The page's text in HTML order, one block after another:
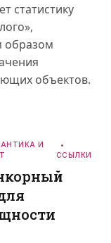
статистику
образом
объектов.
И
ССЫЛКИ